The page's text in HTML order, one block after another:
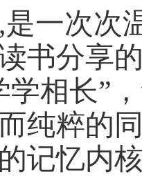
,是一次次
书分享
学相长”
纯粹的
记忆内